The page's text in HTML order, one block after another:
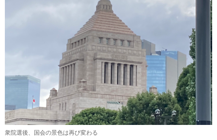
衆院選後、国会の景色は再び変わる